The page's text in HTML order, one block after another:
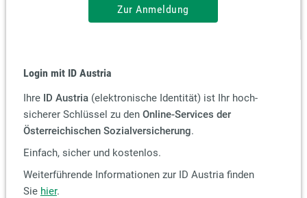
Zur Anmeldung
Login mit ID Austria
Ihre ID Austria(elektronische Identität) ist Ihr hoch-
sicherer Schlüssel zu den Online-Services der
Österreichischen Sozialversicherung.
Einfach, sicher und kostenlos.
Weiterführende Informationen zur ID Austria finden
Sie hier.